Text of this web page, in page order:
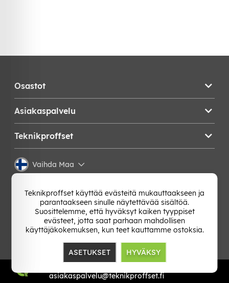
Osastot
Asiakaspalvelu
Teknikproffset
Vaihda Maa
asiakaspalvelu@teknikproffset.fi
Teknikproffset käyttää evästeitä mukauttaakseen ja
parantaakseen sinulle näytettävää sisältöä.
Suosittelemme, että hyväksyt kaiken tyyppiset
evästeet, jotta saat parhaan mahdollisen
käyttäjäkokemuksen, kun teet kauttamme ostoksia.
ASETUKSET HYVÄKSY